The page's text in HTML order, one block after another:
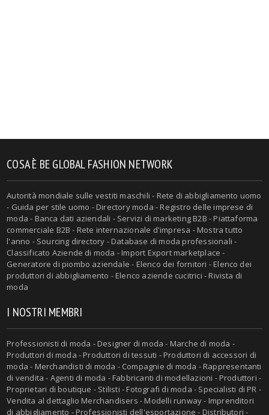
COSA È BE GLOBAL FASHION NETWORK
Autorità mondiale sulle vestiti maschili - Rete di abbigliamento uomo
- Guida per stile uomo - Directory moda - Registro delle imprese di
moda - Banca dati aziendali - Servizi di marketing B2B - Piattaforma
commerciale B2B - Rete internazionale d'impresa - Mostra tutto
l'anno - Sourcing directory - Database di moda professionali -
Classificato Aziende di moda - Import Export marketplace -
Generatore di piombo aziendale - Elenco dei fornitori - Elenco dei
produttori di abbigliamento - Elenco aziende cucitrici - Rivista di
moda
I NOSTRI MEMBRI
Professionisti di moda - Designer di moda - Marche di moda -
Produttori di moda - Produttori di tessuti - Produttori di accessori di
moda - Merchandisti di moda - Compagnie di moda - Rappresentanti
di vendita - Agenti di moda - Fabbricanti di modellazioni - Produttori -
Proprietari di boutique - Stilisti - Fotografi di moda - Specialisti di PR -
Vendita al dettaglio Merchandisers - Modelli runway - Imprenditori
di abbigliamento - Professionisti dell'esportazione - Distributori -